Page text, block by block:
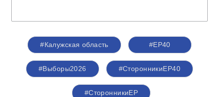
#Калужская область #ЕР40
#Выборы2026 #СторонникиЕР40
#СторонникиЕР